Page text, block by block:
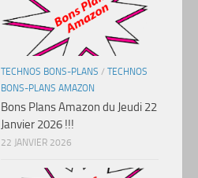
TECHNOS BONS-PLANS / TECHNOS
BONS-PLANS AMAZON
Bons Plans Amazon du Jeudi 22
Janvier 2026 !!!
22 JANVIER 2026